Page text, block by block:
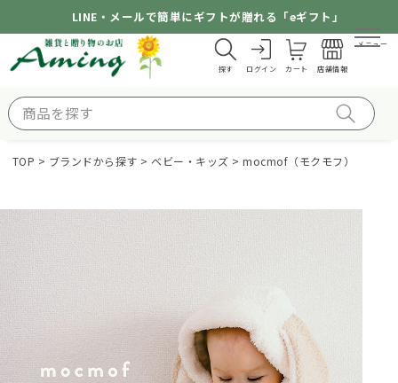
LINE・メールで簡単にギフトが贈れる「eギフト」
探す ログイン カート 店舗情報
メニュー
TOP ブランドから探す ベビー・キッズ mocmof（モクモフ）